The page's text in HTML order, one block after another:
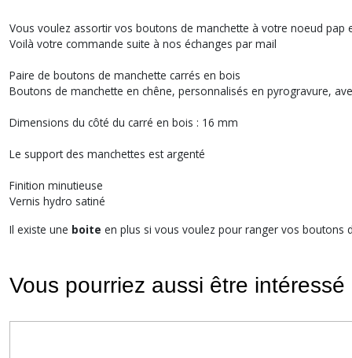
Vous voulez assortir vos boutons de manchette à votre noeud pap
Voilà votre commande suite à nos échanges par mail
Paire de boutons de manchette carrés en bois
Boutons de manchette en chêne, personnalisés en pyrogravure,
Dimensions du côté du carré en bois : 16 mm
Le support des manchettes est argenté
Finition minutieuse
Vernis hydro satiné
Il existe une boite en plus si vous voulez pour ranger vos boutons
Vous pourriez aussi être intéressé